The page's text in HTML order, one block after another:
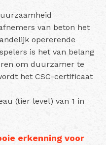
van beton het
opererende
is het van belang
om duurzamer te
het CSC-certificaat
(tier level) van 1 in
erkenning voor